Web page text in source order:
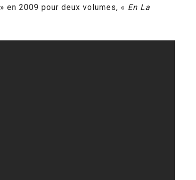
» en 2009 pour deux volumes, « En La